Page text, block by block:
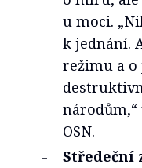
u moci.
k jednání.
režimu a
OSN.
Středeční